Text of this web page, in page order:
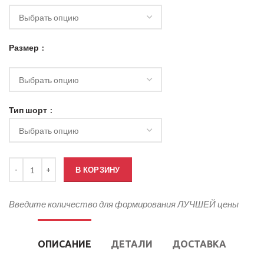
Размер
Тип шорт
В КОРЗИНУ
Введите количество для формирования ЛУЧШЕЙ цены
ОПИСАНИЕ ДЕТАЛИ ДОСТАВКА